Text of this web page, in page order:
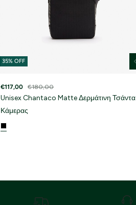
35% OFF
€117,00 €180,00
Unisex Chantaco Matte Δερμάτινη Τσάντα
Κάμερας